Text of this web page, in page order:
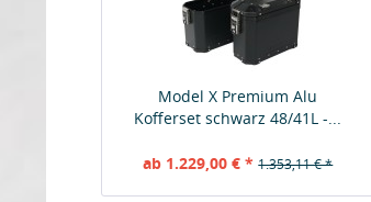
Model X Premium Alu
Kofferset schwarz 48/41L -...
ab 1.229,00 € * 1.353,11 € *